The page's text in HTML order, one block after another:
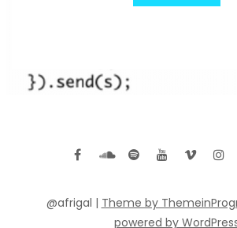
@afrigal | Theme by
powered by